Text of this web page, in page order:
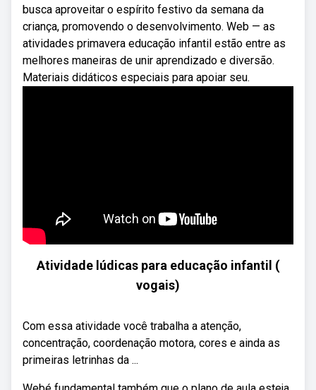
busca aproveitar o espírito festivo da semana da
criança, promovendo o desenvolvimento. Web — as
atividades primavera educação infantil estão entre as
melhores maneiras de unir aprendizado e diversão.
Materiais didáticos especiais para apoiar seu.
Atividade lúdicas para educação infantil (
vogais)
Com essa atividade você trabalha a atenção,
concentração, coordenação motora, cores e ainda as
primeiras letrinhas da ...